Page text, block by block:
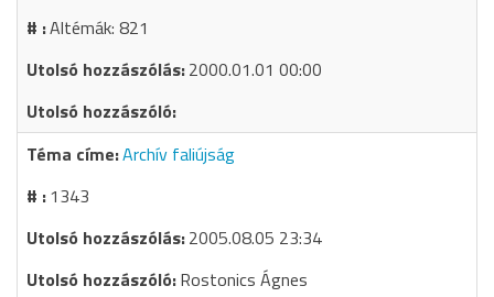
Altémák: 821
2000.01.01 00:00
Archív faliújság
1343
2005.08.05 23:34
Rostonics Ágnes